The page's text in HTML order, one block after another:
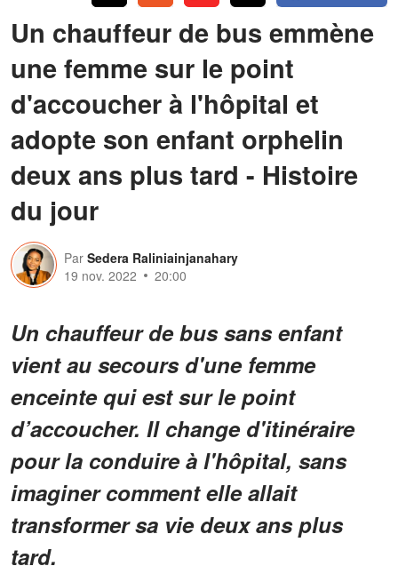
Un chauffeur de bus emmène
une femme sur le point
d'accoucher à l'hôpital et
adopte son enfant orphelin
deux ans plus tard - Histoire
du jour
Par Sedera Raliniainjanahary
19 nov. 2022
20:00
Un chauffeur de bus sans enfant
vient au secours d'une femme
enceinte qui est sur le point
d’accoucher. Il change d'itinéraire
pour la conduire à l'hôpital, sans
imaginer comment elle allait
transformer sa vie deux ans plus
tard.